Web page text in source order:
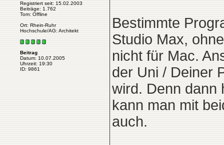
Registriert seit: 15.02.2003
Beiträge: 1.762
Tom: Offline
Ort: Rhein-Ruhr
Hochschule/AG: Architekt
Beitrag
Datum: 10.07.2005
Uhrzeit: 19:30
ID: 9861
Bestimmte
Studio Max,
nicht für Mac.
der Uni / Deiner
wird. Denn dann
kann man mit
auch.